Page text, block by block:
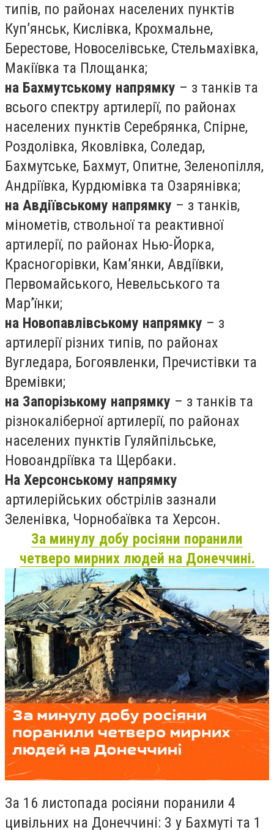
типів, по районах населених пунктів
Куп’янськ, Кислівка, Крохмальне,
Берестове, Новоселівське, Стельмахівка,
Макіївка та Площанка;
на Бахмутському напрямку – з танків та
всього спектру артилерії, по районах
населених пунктів Серебрянка, Спірне,
Роздолівка, Яковлівка, Соледар,
Бахмутське, Бахмут, Опитне, Зеленопілля,
Андріївка, Курдюмівка та Озарянівка;
на Авдіївському напрямку – з танків,
мінометів, ствольної та реактивної
артилерії, по районах Нью-Йорка,
Красногорівки, Кам’янки, Авдіївки,
Первомайського, Невельського та
Мар’їнки;
на Новопавлівському напрямку – з
артилерії різних типів, по районах
Вугледара, Богоявленки, Пречистівки та
Времівки;
на Запорізькому напрямку – з танків та
різнокаліберної артилерії, по районах
населених пунктів Гуляйпільське,
Новоандріївка та Щербаки.
На Херсонському напрямку
артилерійських обстрілів зазнали
Зеленівка, Чорнобаївка та Херсон.
За минулу добу росіяни поранили
четверо мирних людей на Донеччині.
За 16 листопада росіяни поранили 4
цивільних на Донеччині: 3 у Бахмуті та 1